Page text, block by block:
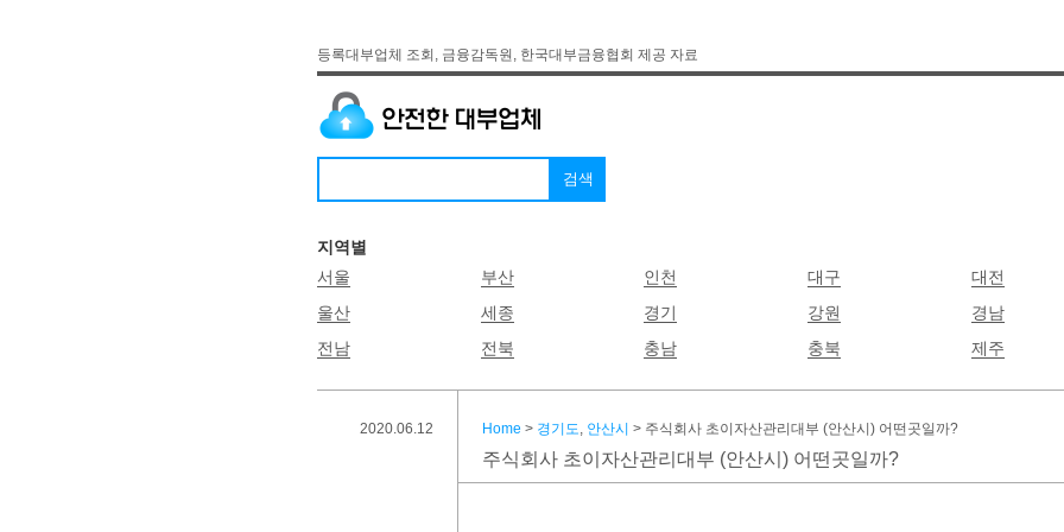
등록대부업체 조회, 금융감독원, 한국대부금융협회 제공 자료
지역별
서울
부산 인천 대구 대전
울산
세종 경기 강원 경남
전남
전북 충남 충북 제주
2020.06.12 Home > 경기도, 안산시 > 주식회사 초이자산관리대부 (안산시) 어떤곳일까?
주식회사 초이자산관리대부 (안산시) 어떤곳일까?